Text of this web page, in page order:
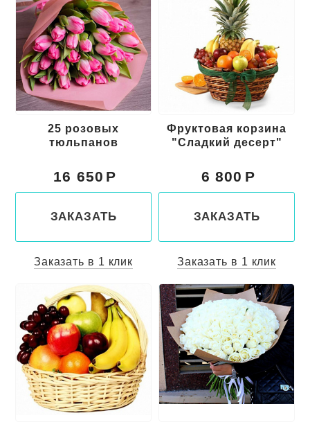
25 розовых
тюльпанов
16 650
ЗАКАЗАТЬ
Заказать в 1 клик
Фруктовая корзина
"Сладкий десерт"
6 800
ЗАКАЗАТЬ
Заказать в 1 клик